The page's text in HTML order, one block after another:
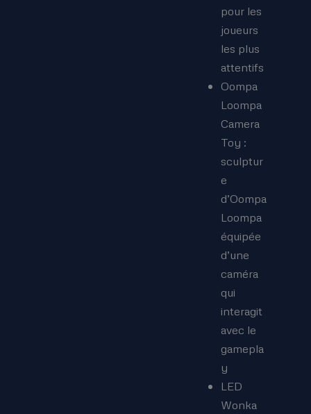
pour les
joueurs
les plus
attentifs
Oompa
Loompa
Camera
Toy :
sculptur
e
d’Oompa
Loompa
équipée
d’une
caméra
qui
interagit
avec le
gamepla
y
LED
Wonka